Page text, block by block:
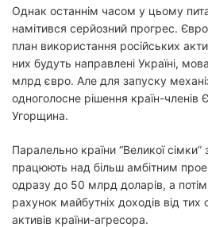
Однак останнім часом у цьому
намітився серйозний прогрес.
план використання російських
них будуть направлені Україні,
млрд євро. Але для запуску
одноголосне рішення країн-
Угорщина.
Паралельно країни “Великої сімки”
працюють над більш амбітним
одразу до 50 млрд доларів, а
рахунок майбутніх доходів від
активів країни-агресора.